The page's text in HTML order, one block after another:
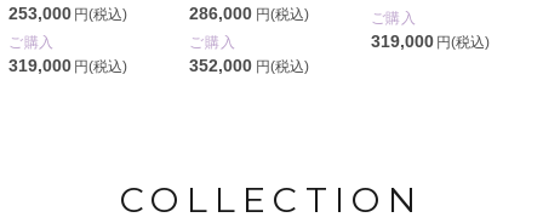
253,000 円(税込)
ご購入
319,000 円(税込)
286,000 円(税込)
ご購入
352,000 円(税込)
ご購入
319,000 円(税込)
COLLECTION